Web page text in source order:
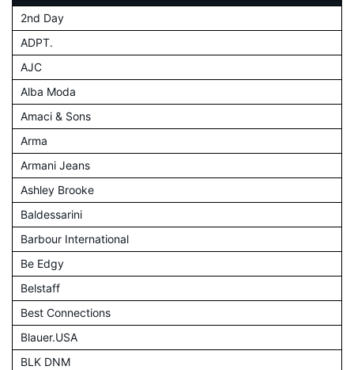
2nd Day
ADPT.
AJC
Alba Moda
Amaci & Sons
Arma
Armani Jeans
Ashley Brooke
Baldessarini
Barbour International
Be Edgy
Belstaff
Best Connections
Blauer.USA
BLK DNM